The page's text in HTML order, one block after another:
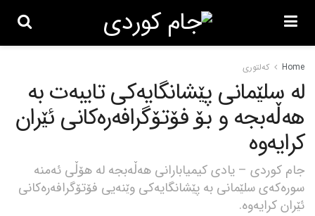
Home کەلتوری
لە سلێمانی پێشانگایەکی تایبەت بە
هەڵەبجە و بۆ فۆتۆگرافەرەکانی ئێران
کرایەوە
جام کوردی – یادی کیمیابارانی هەڵەبجە لە هۆڵی ئەمنە
سورەکەی سلێمانی بە پێشانگایەکی وێنەیی فۆتۆگرافەرەکانی
ئێران کرایەوە.